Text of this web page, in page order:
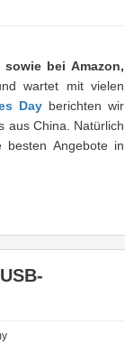
bei Amazon,
wartet mit vielen
Dayberichten wir
aus China. Natürlich
Angebote in